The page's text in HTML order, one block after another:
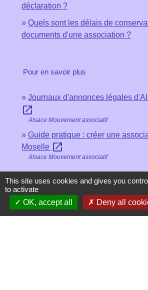
déclaration ?
Quels sont les délais de
documents d'une association ?
Pour en savoir plus
Journaux d'annonces légales
open_in_new
Alsace Mouvement associatif
Guide pratique : créer une
Moselle open_in_new
Alsace Mouvement associatif
Signaler une
This site uses cookies and gives you
to activate
OK, accept all
Deny all